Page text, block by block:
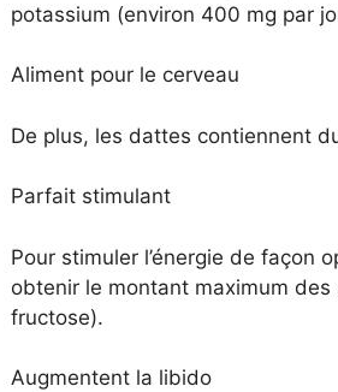
potassium (environ 400 mg par
Aliment pour le cerveau
De plus, les dattes contiennent
Parfait stimulant
Pour stimuler l’énergie de façon
obtenir le montant maximum
fructose).
Augmentent la libido